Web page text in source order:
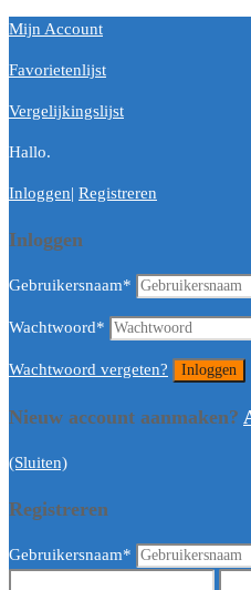
Mijn Account
Favorietenlijst
Vergelijkingslijst
Hallo.
Inloggen| Registreren
Inloggen
Gebruikersnaam*
Wachtwoord*
Wachtwoord vergeten?
Nieuw account aanmaken?
(Sluiten)
Registreren
Gebruikersnaam*